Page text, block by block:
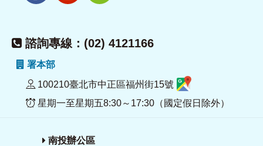
諮詢專線：(02) 4121166
署本部
100210臺北市中正區福州街15號
星期一至星期五8:30～17:30（國定假日除外）
南投辦公區